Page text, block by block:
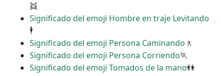
👯
Significado del emoji Hombre en traje Levitando
🕴
Significado del emoji Persona Caminando 🚶
Significado del emoji Persona Corriendo🏃
Significado del emoji Tomados de la mano👫